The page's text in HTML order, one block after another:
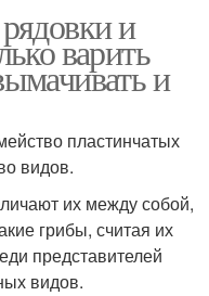
и
варить
и
пластинчатых
видов.
их между собой,
грибы, считая их
представителей
видов.